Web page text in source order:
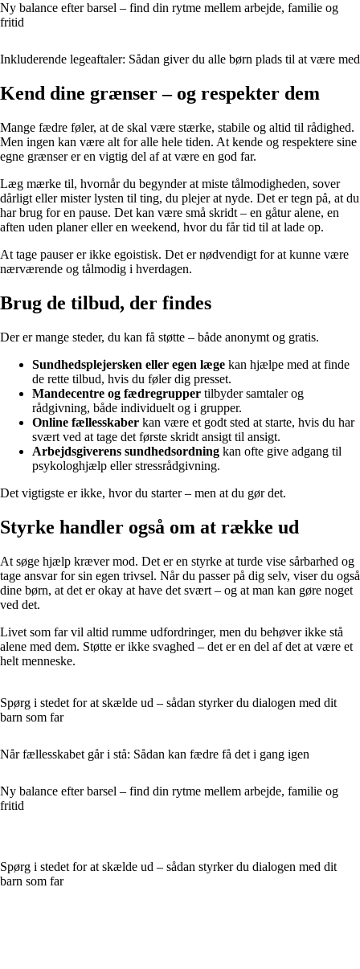
Ny balance efter barsel – find din rytme mellem arbejde, familie og
fritid
Inkluderende legeaftaler: Sådan giver du alle børn plads til at være med
Kend dine grænser – og respekter dem
Mange fædre føler, at de skal være stærke, stabile og altid til rådighed.
Men ingen kan være alt for alle hele tiden. At kende og respektere sine
egne grænser er en vigtig del af at være en god far.
Læg mærke til, hvornår du begynder at miste tålmodigheden, sover
dårligt eller mister lysten til ting, du plejer at nyde. Det er tegn på, at du
har brug for en pause. Det kan være små skridt – en gåtur alene, en
aften uden planer eller en weekend, hvor du får tid til at lade op.
At tage pauser er ikke egoistisk. Det er nødvendigt for at kunne være
nærværende og tålmodig i hverdagen.
Brug de tilbud, der findes
Der er mange steder, du kan få støtte – både anonymt og gratis.
Sundhedsplejersken eller egen læge kan hjælpe med at finde
de rette tilbud, hvis du føler dig presset.
Mandecentre og fædregrupper tilbyder samtaler og
rådgivning, både individuelt og i grupper.
Online fællesskaber kan være et godt sted at starte, hvis du har
svært ved at tage det første skridt ansigt til ansigt.
Arbejdsgiverens sundhedsordning kan ofte give adgang til
psykologhjælp eller stressrådgivning.
Det vigtigste er ikke, hvor du starter – men at du gør det.
Styrke handler også om at række ud
At søge hjælp kræver mod. Det er en styrke at turde vise sårbarhed og
tage ansvar for sin egen trivsel. Når du passer på dig selv, viser du også
dine børn, at det er okay at have det svært – og at man kan gøre noget
ved det.
Livet som far vil altid rumme udfordringer, men du behøver ikke stå
alene med dem. Støtte er ikke svaghed – det er en del af det at være et
helt menneske.
Spørg i stedet for at skælde ud – sådan styrker du dialogen med dit
barn som far
Når fællesskabet går i stå: Sådan kan fædre få det i gang igen
Ny balance efter barsel – find din rytme mellem arbejde, familie og
fritid
Spørg i stedet for at skælde ud – sådan styrker du dialogen med dit
barn som far